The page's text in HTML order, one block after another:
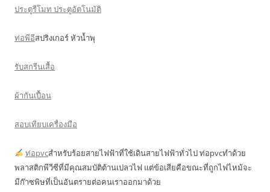
ประตูรีโมท ประตูอัตโนมัติ
ท่อพีอีสปริงเกอร์ หัวน้ำพุ
รับสกรีนเสื้อ
ผ้ากันเปื้อน
สอบเทียบเครื่องมือ
ท่อpvcสำหรับร้อยสายไฟฟ้าที่ใช้เดินสายไฟฟ้าทั่วไป ท่อpvcทำด้วย
พลาสติกพีวีซีที่มีคุณสมบัติต้านเปลวไฟ แต่ข้อเสียคือขณะที่ถูกไฟไหม้จะ
มีก๊าซพิษที่เป็นอันตรายต่อคนเราออกมาด้วย